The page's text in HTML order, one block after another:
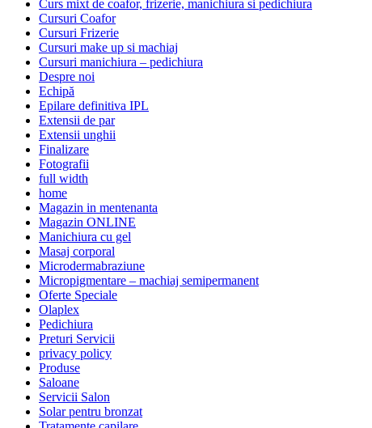
Curs mixt de coafor, frizerie, manichiura si pedichiura
Cursuri Coafor
Cursuri Frizerie
Cursuri make up si machiaj
Cursuri manichiura – pedichiura
Despre noi
Echipă
Epilare definitiva IPL
Extensii de par
Extensii unghii
Finalizare
Fotografii
full width
home
Magazin in mentenanta
Magazin ONLINE
Manichiura cu gel
Masaj corporal
Microdermabraziune
Micropigmentare – machiaj semipermanent
Oferte Speciale
Olaplex
Pedichiura
Preturi Servicii
privacy policy
Produse
Saloane
Servicii Salon
Solar pentru bronzat